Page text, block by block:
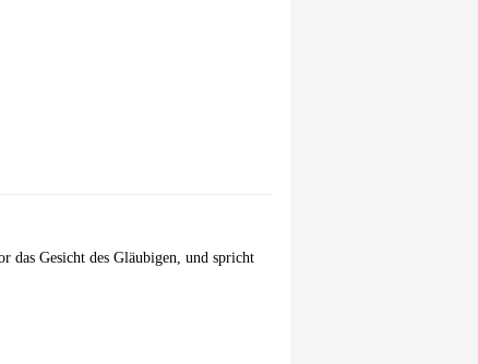
das Gesicht des Gläubigen, und spricht